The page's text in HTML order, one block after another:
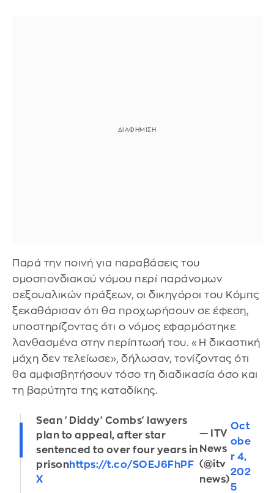
Παρά την ποινή για παραβάσεις του
ομοσπονδιακού νόμου περί παράνομων
σεξουαλικών πράξεων, οι δικηγόροι του Κόμπς
ξεκαθάρισαν ότι θα προχωρήσουν σε έφεση,
υποστηρίζοντας ότι ο νόμος εφαρμόστηκε
λανθασμένα στην περίπτωσή του. «Η δικαστική
μάχη δεν τελείωσε», δήλωσαν, τονίζοντας ότι
θα αμφισβητήσουν τόσο τη διαδικασία όσο και
τη βαρύτητα της καταδίκης.
Sean 'Diddy' Combs' lawyers
plan to appeal, after star
sentenced to over four years in
prisonhttps://t.co/SOEJ6FhPF
X
— ITV
News
(@itv
news)
Oct
obe
r 4,
202
5